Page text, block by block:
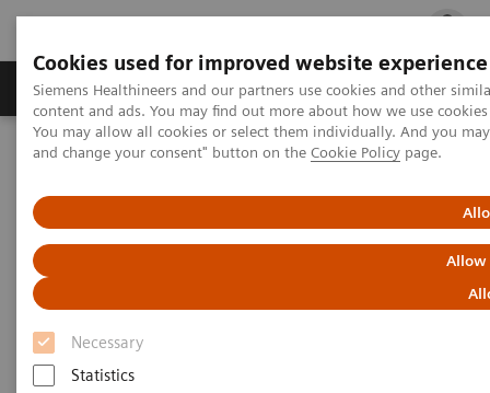
Cookies used for improved website experience
Siemens Healthineers and our partners use cookies and other
content and ads. You may find out more about how we use
You may allow all cookies or select them individually. And you
and change your consent" button on the Cookie Policy page.
Allow
Necessary
Statistics
Ürün ve Hizmetler Öne Çıkanlar Sağlık
Siemens Healthineers Türkiye
Laboratuvar Diagnostiği
Veteriner testlerinde güvenilir bir ortak
Veteriner testlerinde güvenilir
bir ortak
Tek, uygun maliyetli, güvenilir bir